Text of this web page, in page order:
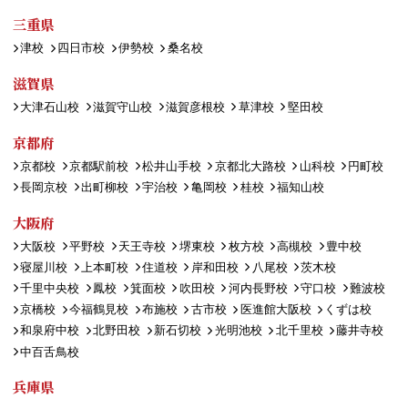
三重県
津校 四日市校 伊勢校 桑名校
滋賀県
大津石山校 滋賀守山校 滋賀彦根校 草津校 堅田校
京都府
京都校 京都駅前校 松井山手校 京都北大路校 山科校
円町校
長岡京校
出町柳校 宇治校 亀岡校 桂校 福知山校
大阪府
大阪校 平野校 天王寺校 堺東校 枚方校 高槻校
豊中校
寝屋川校
上本町校 住道校 岸和田校 八尾校
茨木校
千里中央校
鳳校 箕面校 吹田校 河内長野校 守口校
難波校
京橋校
今福鶴見校 布施校 古市校 医進館大阪校
くずは校
和泉府中校
北野田校 新石切校 光明池校 北千里校
藤井寺校
中百舌鳥校
兵庫県